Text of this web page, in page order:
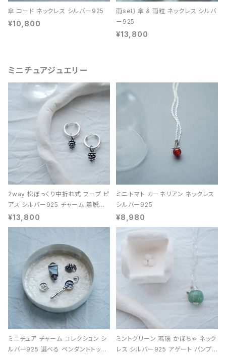
傘 コード ネックレス シルバー925
¥10,800
雨set) 傘 & 雨粒 ネックレス シルバ
ー925
¥13,800
ミニチュアジュエリー
2way 松ぼっくり中折れ式 フープ ピ
アス シルバー925 チャーム 着脱可
能 レディース ユニセックス
¥13,800
ミニ トマト カーネリアン ネックレス
シルバー925
¥8,980
ミニチュア チャーム コレクション シ
ルバー925 選べる ペンダントトップ
ミントグリーン 瑪瑙 かぼちゃ ネック
レス シルバー925 アゲート パンプキ